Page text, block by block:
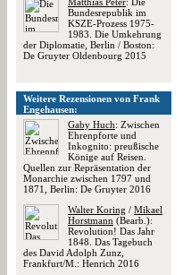
Bundesrepublik im
KSZE-Prozess 1975-
1983. Die Umkehrung
der Diplomatie, Berlin / Boston:
De Gruyter Oldenbourg 2015
Weitere Rezensionen von Frank
Engehausen:
Gaby Huch: Zwischen
Ehrenpforte und
Inkognito: preußische
Könige auf Reisen.
Quellen zur Repräsentation der
Monarchie zwischen 1797 und
1871, Berlin: De Gruyter 2016
Walter Koring / Mikael
Horstmann (Bearb.):
Revolution! Das Jahr
1848. Das Tagebuch
des David Adolph Zunz,
Frankfurt/M.: Henrich 2016